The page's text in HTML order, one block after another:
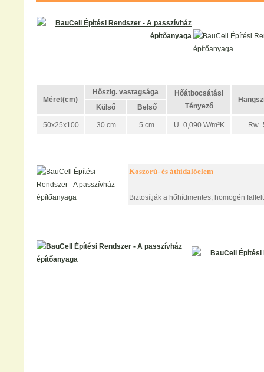
Méret(cm)
Hőszig. vastagsága
Hőátbocsátási
Tényező
Külső
Belső
50x25x100 30 cm 5 cm U=0,090 W/m²K
Koszorú- és áthidalóelem
Biztosítják a hőhídmentes, homogén